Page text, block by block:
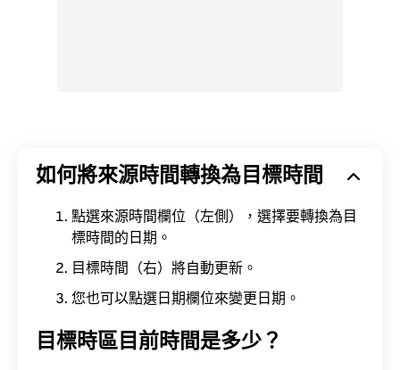
如何將來源時間轉換為目標時間
點選來源時間欄位（左側），選擇要轉換為目
標時間的日期。
目標時間（右）將自動更新。
您也可以點選日期欄位來變更日期。
目標時區目前時間是多少？